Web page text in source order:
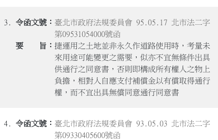
3.
臺北市政府法規委員會 95.05.17 北市法二字
第09531054000號函
捷運用之土地並非永久作道路使用時，考量未
來用途可能變更之需要，似亦不宜無條件出具
供通行之同意書，否則即構成所有權人之物上
負擔，相對人自應支付補償金以有償取得通行
權，而不宜出具無償同意通行同意書
4.
臺北市政府法規委員會 93.05.03 北市法二字
第09330405600號函